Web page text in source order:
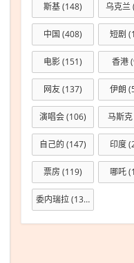
斯基(148) 乌克兰
中国 (408) 短剧
电影(151) 香港
网友(137) 伊朗
演唱会(106) 马斯克
自己的 (147) 印度
票房 (119) 哪吒
委内瑞拉(133)